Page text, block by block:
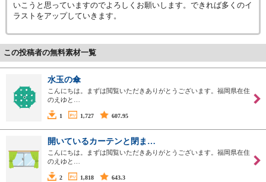
いこうと思っていますのでよろしくお願いします。できれば多くのイ
ラストをアップしていきます。
この投稿者の無料素材一覧
水玉の傘
こんにちは。まずは閲覧いただきありがとうございます。福岡県在住
のえゆと…
1 1,727 607.95
開いているカーテンと閉ま…
こんにちは。まずは閲覧いただきありがとうございます。福岡県在住
のえゆと…
2 1,818 643.3